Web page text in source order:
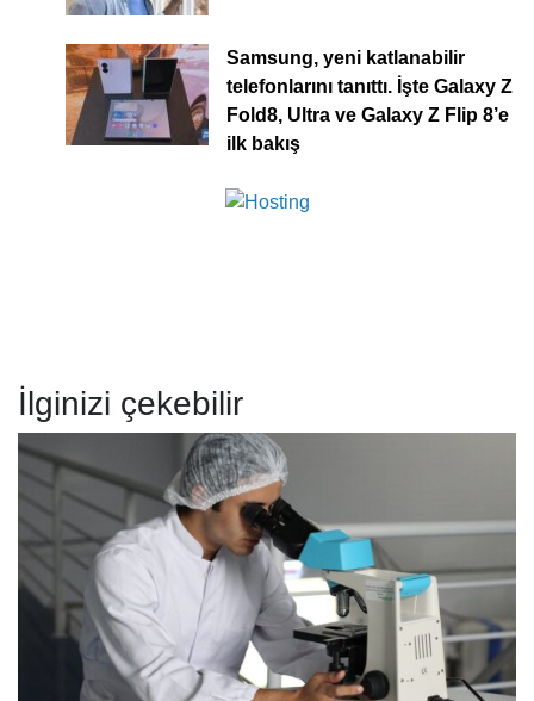
Samsung, yeni katlanabilir
telefonlarını tanıttı. İşte Galaxy Z
Fold8, Ultra ve Galaxy Z Flip 8’e
ilk bakış
İlginizi çekebilir